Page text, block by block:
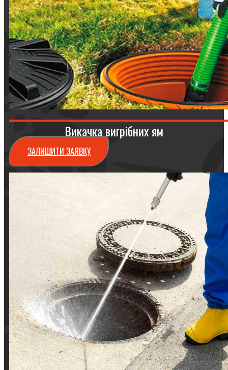
Викачка вигрібних ям
ЗАЛИШИТИ ЗАЯВКУ